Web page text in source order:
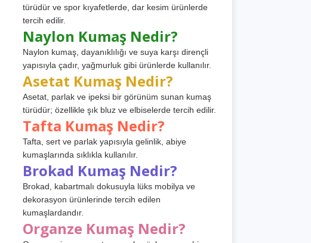
türüdür ve spor kıyafetlerde, dar kesim ürünlerde
tercih edilir.
Naylon Kumaş Nedir?
Naylon kumaş, dayanıklılığı ve suya karşı dirençli
yapısıyla çadır, yağmurluk gibi ürünlerde kullanılır.
Asetat Kumaş Nedir?
Asetat, parlak ve ipeksi bir görünüm sunan kumaş
türüdür; özellikle şık bluz ve elbiselerde tercih edilir.
Tafta Kumaş Nedir?
Tafta, sert ve parlak yapısıyla gelinlik, abiye
kumaşlarında sıklıkla kullanılır.
Brokad Kumaş Nedir?
Brokad, kabartmalı dokusuyla lüks mobilya ve
dekorasyon ürünlerinde tercih edilen
kumaşlardandır.
Organze Kumaş Nedir?